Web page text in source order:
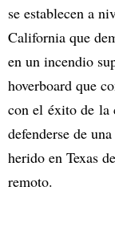
se establecen a
California que
en un incendio
hoverboard que
con el éxito de la
defenderse de
herido en Texas
remoto.